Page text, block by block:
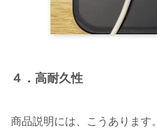
４．高耐久性
商品説明には、こうあります。